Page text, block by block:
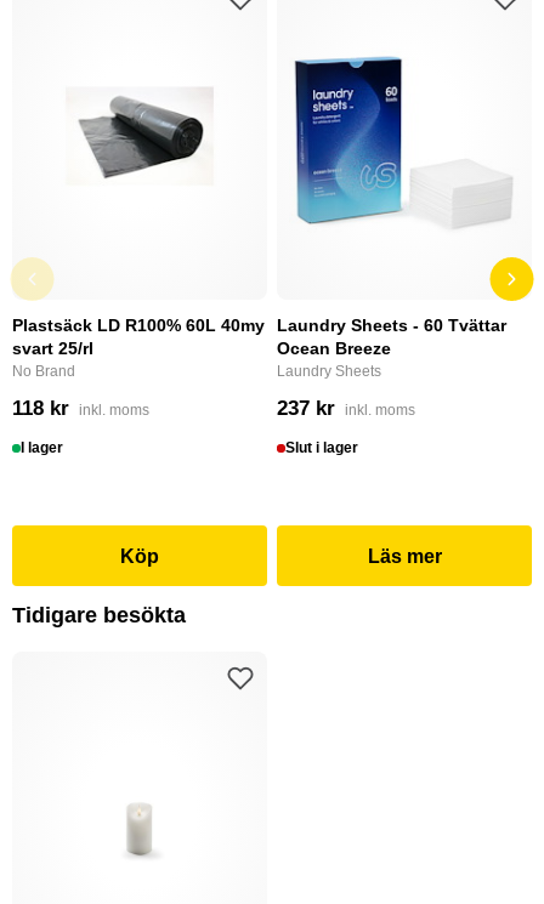
Plastsäck LD R100% 60L 40my
svart 25/rl
No Brand
118 kr inkl. moms
I lager
Köp
Laundry Sheets - 60 Tvättar
Ocean Breeze
Laundry Sheets
237 kr inkl. moms
Slut i lager
Läs mer
Tidigare besökta